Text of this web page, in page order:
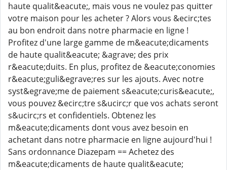
haute qualit&eacute;, mais vous ne voulez pas quitter
votre maison pour les acheter ? Alors vous &ecirc;tes
au bon endroit dans notre pharmacie en ligne !
Profitez d'une large gamme de m&eacute;dicaments
de haute qualit&eacute; &agrave; des prix
r&eacute;duits. En plus, profitez de &eacute;conomies
r&eacute;guli&egrave;res sur les ajouts. Avec notre
syst&egrave;me de paiement s&eacute;curis&eacute;,
vous pouvez &ecirc;tre s&ucirc;r que vos achats seront
s&ucirc;rs et confidentiels. Obtenez les
m&eacute;dicaments dont vous avez besoin en
achetant dans notre pharmacie en ligne aujourd'hui !
Sans ordonnance Diazepam == Achetez des
m&eacute;dicaments de haute qualit&eacute;